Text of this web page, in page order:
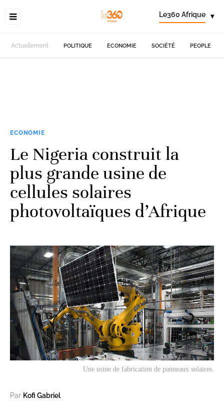
Le360 Afrique ▾
Actuellement POLITIQUE ECONOMIE SOCIÉTÉ PEOPLE
ECONOMIE
Le Nigeria construit la
plus grande usine de
cellules solaires
photovoltaïques d’Afrique
Une usine de fabrication de panneaux solaires.
Par Kofi Gabriel